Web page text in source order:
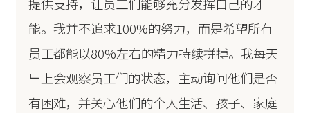
提供支持，让员工们能够充分发挥自己的才
能。我并不追求100%的努力，而是希望所有
员工都能以80%左右的精力持续拼搏。我每天
早上会观察员工们的状态，主动询问他们是否
有困难，并关心他们的个人生活、孩子、家庭